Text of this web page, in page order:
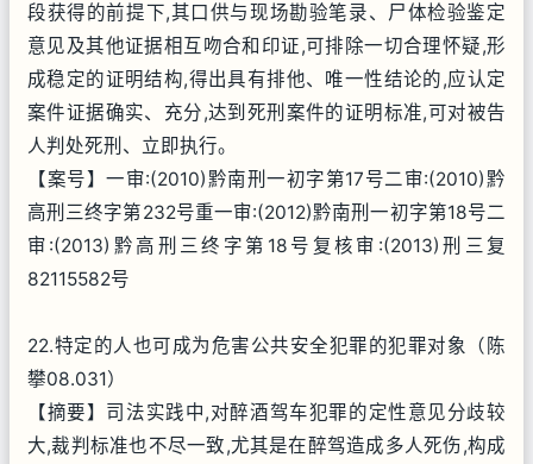
段获得的前提下,其口供与现场勘验笔录、尸体检验鉴定
意见及其他证据相互吻合和印证,可排除一切合理怀疑,形
成稳定的证明结构,得出具有排他、唯一性结论的,应认定
案件证据确实、充分,达到死刑案件的证明标准,可对被告
人判处死刑、立即执行。
【案号】一审:(2010)黔南刑一初字第17号二审:(2010)黔
高刑三终字第232号重一审:(2012)黔南刑一初字第18号二
审:(2013)黔高刑三终字第18号复核审:(2013)刑三复
82115582号
22.特定的人也可成为危害公共安全犯罪的犯罪对象（陈
攀08.031）
【摘要】司法实践中,对醉酒驾车犯罪的定性意见分歧较
大,裁判标准也不尽一致,尤其是在醉驾造成多人死伤,构成